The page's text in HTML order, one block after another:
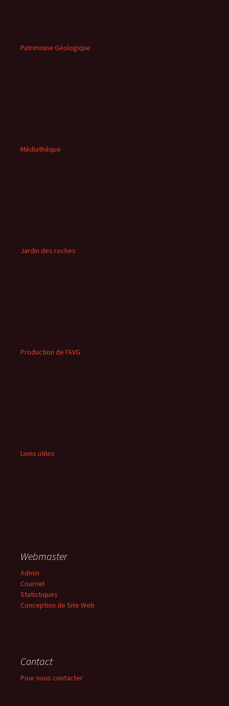
Patrimoine Géologique
Médiathèque
Jardin des roches
Production de l'AVG
Liens utiles
Webmaster
Admin
Courriel
Statistiques
Conception de Site Web
Contact
Pour nous contacter